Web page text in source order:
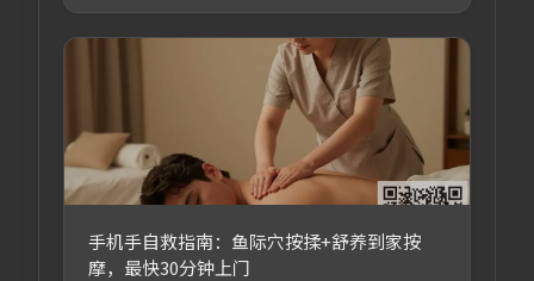
手机手自救指南：鱼际穴按揉+舒养到家按
摩，最快30分钟上门